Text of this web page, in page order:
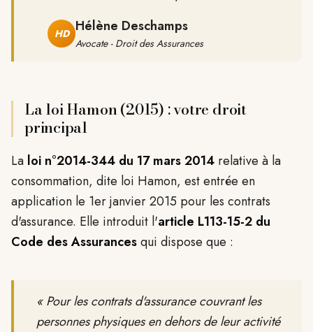
HD Hélène Deschamps
Avocate - Droit des Assurances
La loi Hamon (2015) : votre droit
principal
La loi n°2014-344 du 17 mars 2014 relative à la
consommation, dite loi Hamon, est entrée en
application le 1er janvier 2015 pour les contrats
d'assurance. Elle introduit l'article L113-15-2 du
Code des Assurancesqui dispose que :
« Pour les contrats d'assurance couvrant les
personnes physiques en dehors de leur activité